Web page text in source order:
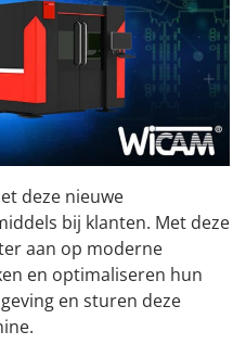
deze nieuwe
bij klanten. Met deze
aan op moderne
en optimaliseren hun
en sturen deze